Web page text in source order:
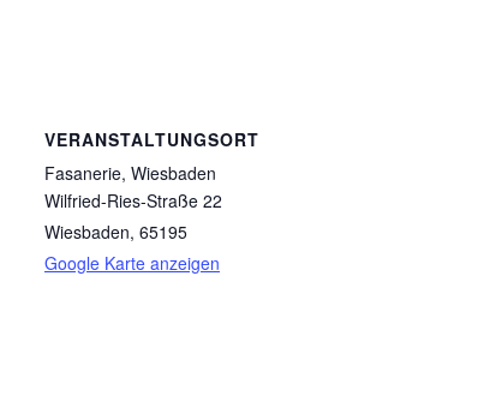
VERANSTALTUNGSORT
Fasanerie, Wiesbaden
Wilfried-Ries-Straße 22
Wiesbaden, 65195
Google Karte anzeigen